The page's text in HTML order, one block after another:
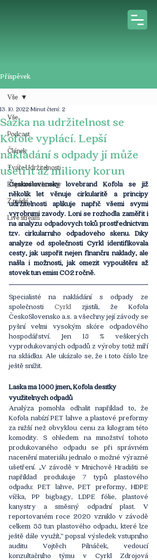
Příspěvek
Vše
Podcast
Článek
Tváře Udržitelnosti
Expertní rozhovory
Z médií
Live stream
Vše
Sázka na udržitelnost se
Kofole vyplácí.⁠ Lepší
nakládání s odpady jí může
ušetřit až miliony korun
13. 10. 2022 Minut čtení: 2
Československý lovebrand Kofola se již
několik let věnuje cirkularitě a principy
udržitelnosti aplikuje napříč všemi svými
výrobními závody. Loni se rozhodla zaměřit i
na analýzu odpadových toků prostřednictvím
tzv. cirkulárního odpadového skenu. Díky
analýze od společnosti Cyrkl identifikovala
cesty, jak uspořit nejen finanční náklady, ale
našla i možnosti, jak omezit vypouštění až
stovek tun emisí CO2 ročně.
Specialisté na nakládání s odpady ze
společnosti Cyrkl zjistili, že Kofola
ČeskoSlovensko a.s. a všechny její závody se
pyšní velmi vysokým skóre odpadového
hospodářství. Jen 18 % veškerých
vyprodukovaných odpadů z výroby totiž míří
na skládku. Ale ukázalo se, že i toto číslo lze
ještě snížit.
Láska má 1000 jmen, Kofola desítky
využitelných odpadů
Analýza pomohla odhalit například to, že
Kofola nabízí PET lahve a plastové preformy
za nižší než obvyklou cenu za kilogram této
komodity. S ohledem na množství tohoto
produkovaného odpadu se při správném
nacenění materiálu jednalo o možné výrazné
ušetření. „V závodě v Mnichově Hradišti se
například produkuje 7 typů plastového
odpadu: PET lahve, PET preformy, HDPE
víčka, PP bigbagy, LDPE fólie, plastové
kanystry a směsný odpadní plast. V
reportovaném roce 2020 vzniklo v závodě
celkem 58 tun plastového odpadu, které lze
ještě dále využít,“ popsal výsledek vstupního
auditu Vojtěch Pilnáček, vedoucí
konzultačního týmu v Cyrkl Zdrojová